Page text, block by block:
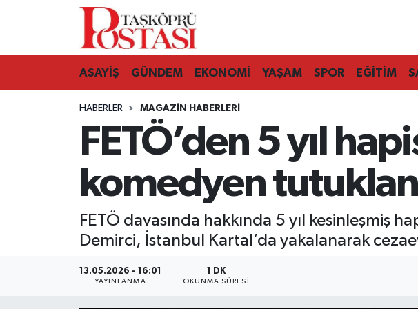
ASAYİŞ GÜNDEM EKONOMİ YAŞAM SPOR EĞİTİM
HABERLER MAGAZIN HABERLERI
FETÖ’den 5 yıl
komedyen
FETÖ davasında hakkında 5 yıl kesinleşmiş
Demirci, İstanbul Kartal’da yakalanarak
13.05.2026 - 16:01
YAYINLANMA
1 DK
OKUNMA SÜRESI
Kastamonu Vefat Edenler
Araç Haberleri
Azdavay Haberleri
Bozkurt Haberleri